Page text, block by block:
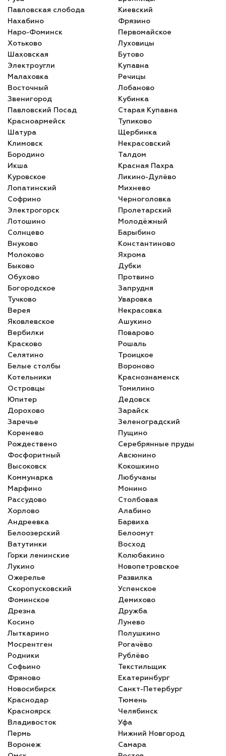
Павловская слобода
Киевский
Нахабино
Фрязино
Наро-Фоминск
Первомайское
Хотьково
Луховицы
Шаховская
Бутово
Электроугли
Купавна
Малаховка
Речицы
Восточный
Лобаново
Звенигород
Кубинка
Павловский Посад
Старая Купавна
Красноармейск
Тупиково
Шатура
Щербинка
Климовск
Некрасовский
Бородино
Талдом
Икша
Красная Пахра
Куровское
Ликино-Дулёво
Лопатинский
Михнево
Софрино
Черноголовка
Электрогорск
Пролетарский
Лотошино
Молодёжный
Солнцево
Барыбино
Внуково
Константиново
Молоково
Яхрома
Быково
Дубки
Обухово
Протвино
Богородское
Запрудня
Тучково
Уваровка
Верея
Некрасовка
Яковлевское
Ашукино
Вербилки
Поварово
Красково
Рошаль
Селятино
Троицкое
Белые столбы
Вороново
Котельники
Краснознаменск
Островцы
Томилино
Юпитер
Дедовск
Дорохово
Зарайск
Заречье
Зеленоградский
Коренево
Пущино
Рождествено
Серебрянные пруды
Фосфоритный
Авсюнино
Высоковск
Кокошкино
Коммунарка
Любучаны
Марфино
Монино
Рассудово
Столбовая
Хорлово
Алабино
Андреевка
Барвиха
Белоозерский
Белоомут
Ватутинки
Восход
Горки ленинские
Колюбакино
Лукино
Новопетровское
Ожерелье
Развилка
Скоропусковский
Успенское
Фоминское
Демихово
Дрезна
Дружба
Косино
Лунево
Лыткарино
Полушкино
Мосрентген
Рогачёво
Родники
Рублёво
Софьино
Текстильщик
Фряново
Екатеринбург
Новосибирск
Санкт-Петербург
Краснодар
Тюмень
Красноярск
Челябинск
Владивосток
Уфа
Пермь
Нижний Новгород
Воронеж
Самара